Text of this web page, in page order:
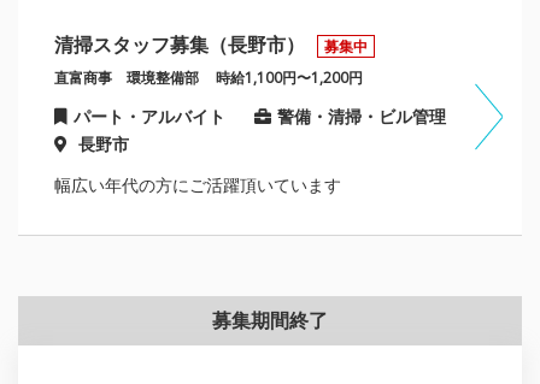
清掃スタッフ募集（長野市） 募集中
直富商事 環境整備部 時給1,100円〜1,200円
パート・アルバイト
警備・清掃・ビル管理
長野市
幅広い年代の方にご活躍頂いています
募集期間終了